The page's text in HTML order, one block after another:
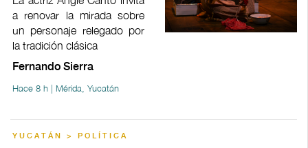
a renovar la mirada sobre
un personaje relegado por
la tradición clásica
Fernando Sierra
Hace 8 h | Mérida, Yucatán
YUCATÁN > POLÍTICA